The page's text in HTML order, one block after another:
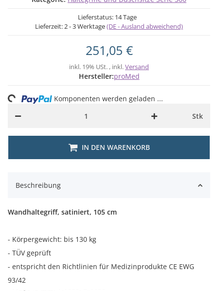
Lieferstatus: 14 Tage
Lieferzeit:2 - 3 Werktage(DE - Ausland abweichend)
251,05 €
inkl. 19% USt. , inkl.Versand
Hersteller:proMed
Stk
IN DEN WARENKORB
Komponenten werden geladen ...
Beschreibung
Wandhaltegriff, satiniert, 105 cm
- Körpergewicht: bis 130 kg
- TÜV geprüft
- entspricht den Richtlinien für Medizinprodukte CE EWG
93/42